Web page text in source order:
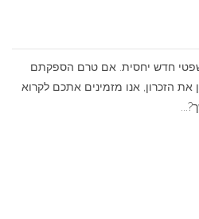
חדש יחסית. אם טרם הספקתם
את הזכרון, אנו מזמינים אתכם לקרוא